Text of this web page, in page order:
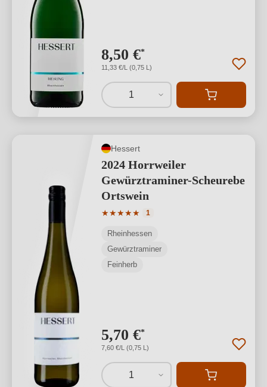
8,50 €*
11,33 €/L (0,75 L)
1
Hessert
2024 Horrweiler
Gewürztraminer-Scheurebe
Ortswein
★★★★★
Durchschnittliche Bewertung von 5
1
Rheinhessen
Gewürztraminer
Feinherb
5,70 €*
7,60 €/L (0,75 L)
1